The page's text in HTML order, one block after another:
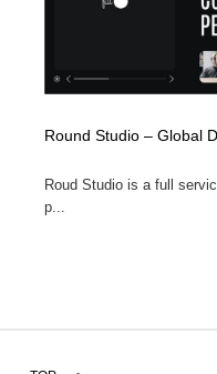
Round Studio – Global
Roud Studio is a full
p...